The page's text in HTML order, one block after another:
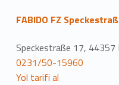
FABIDO FZ
Speckestraße 17, 44357
0231/50-15960
Yol tarifi al